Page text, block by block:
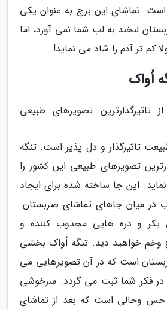
از 60 عدد است. تماشای این برج به عنوان یکی
لبخند به لب شما نمی آورد، اما
کم تر آدم را شاد می نماید!
اُواک
تصویرهای طبیعی
تاثیرگذار و دل پذیر است. تنگه
تصویرهای طبیعی این کشور را
این جا ساخته شده برای ایجاد
میان جاهای تماشای صربستان.
بکر و دره هایی مجذوب کننده و
وخم خواهید دید. تنگه اُواک بخشی
است که در آن تصویرهایی می
در فکر شما ثبت می گردد. سرخوشی
حس وحالی است که بعد از تماشای